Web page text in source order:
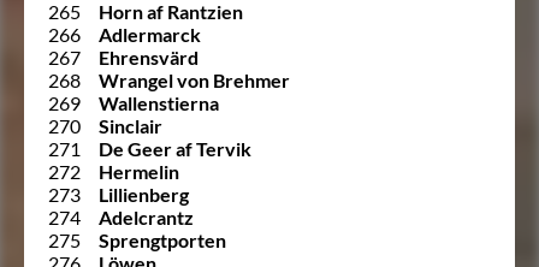
265
Horn af Rantzien
266
Adlermarck
267
Ehrensvärd
268
Wrangel von Brehmer
269
Wallenstierna
270
Sinclair
271
De Geer af Tervik
272
Hermelin
273
Lillienberg
274
Adelcrantz
275
Sprengtporten